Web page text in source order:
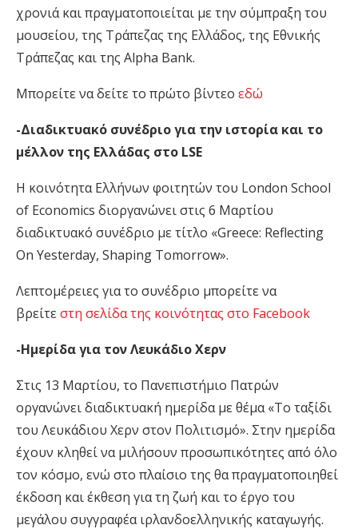
χρονιά και πραγματοποιείται με την σύμπραξη του
μουσείου, της Τράπεζας της Ελλάδος, της Εθνικής
Τράπεζας και της Alpha Bank.
Μπορείτε να δείτε το πρώτο βίντεο εδώ
-Διαδικτυακό συνέδριο για την ιστορία και το
μέλλον της Ελλάδας στο LSE
Η κοινότητα Ελλήνων φοιτητών του London School
of Economics διοργανώνει στις 6 Μαρτίου
διαδικτυακό συνέδριο με τίτλο «Greece: Reflecting
On Yesterday, Shaping Tomorrow».
Λεπτομέρειες για το συνέδριο μπορείτε να
βρείτεστη σελίδα της κοινότητας στο Facebook
-Ημερίδα για τον Λευκάδιο Χερν
Στις 13 Μαρτίου, το Πανεπιστήμιο Πατρών
οργανώνει διαδικτυακή ημερίδα με θέμα «Το ταξίδι
του Λευκάδιου Χερν στον Πολιτισμό». Στην ημερίδα
έχουν κληθεί να μιλήσουν προσωπικότητες από όλο
τον κόσμο, ενώ στο πλαίσιο της θα πραγματοποιηθεί
έκδοση και έκθεση για τη ζωή και το έργο του
μεγάλου συγγραφέα ιρλανδοελληνικής καταγωγής.